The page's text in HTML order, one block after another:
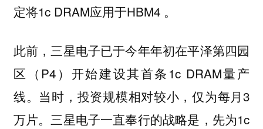
定将1c DRAM应用于HBM4 。
此前，三星电子已于今年年初在平泽第四园
区（P4）开始建设其首条1c DRAM量产
线。当时，投资规模相对较小，仅为每月3
万片。三星电子一直奉行的战略是，先为1c